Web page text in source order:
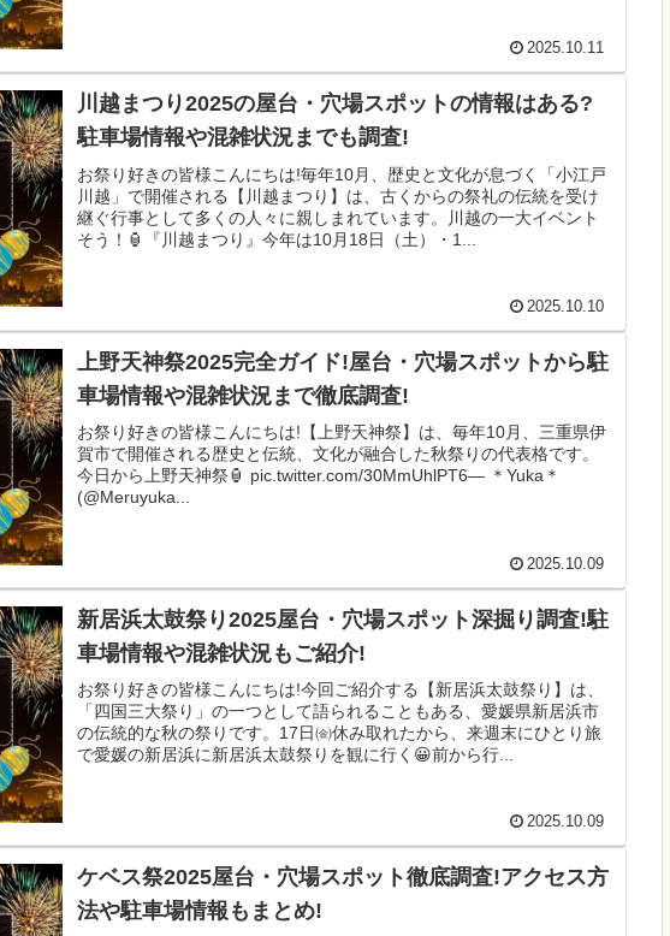
2025.10.11
川越まつり2025の屋台・穴場スポットの情報はある?
駐車場情報や混雑状況までも調査!
お祭り好きの皆様こんにちは!毎年10月、歴史と文化が息づく「小江戸
川越」で開催される【川越まつり】は、古くからの祭礼の伝統を受け
継ぐ行事として多くの人々に親しまれています。川越の一大イベント
そう！🏮『川越まつり』今年は10月18日（土）・1...
2025.10.10
上野天神祭2025完全ガイド!屋台・穴場スポットから駐
車場情報や混雑状況まで徹底調査!
お祭り好きの皆様こんにちは!【上野天神祭】は、毎年10月、三重県伊
賀市で開催される歴史と伝統、文化が融合した秋祭りの代表格です。
今日から上野天神祭🏮 pic.twitter.com/30MmUhlPT6— ＊Yuka＊
(@Meruyuka...
2025.10.09
新居浜太鼓祭り2025屋台・穴場スポット深掘り調査!駐
車場情報や混雑状況もご紹介!
お祭り好きの皆様こんにちは!今回ご紹介する【新居浜太鼓祭り】は、
「四国三大祭り」の一つとして語られることもある、愛媛県新居浜市
の伝統的な秋の祭りです。17日㈮休み取れたから、来週末にひとり旅
で愛媛の新居浜に新居浜太鼓祭りを観に行く😀前から行...
2025.10.09
ケベス祭2025屋台・穴場スポット徹底調査!アクセス方
法や駐車場情報もまとめ!